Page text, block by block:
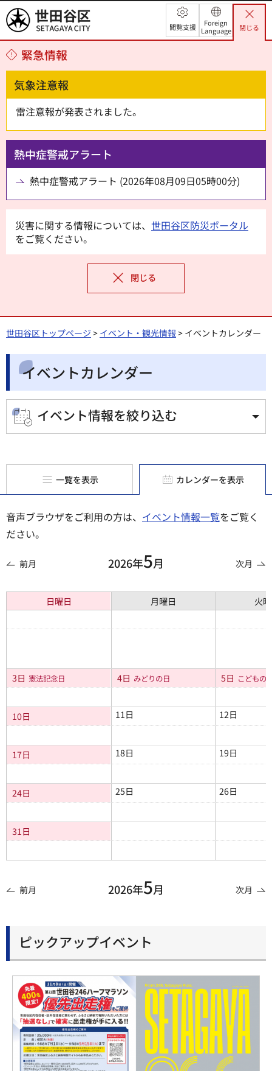
世田谷区 閲覧支援
Foreign
Language
閉じる
緊急情報
気象注意報
雷注意報が発表されました。
熱中症警戒アラート
熱中症警戒アラート (2026年08月09日05時00分)
災害に関する情報については、 世田谷区防災ポータル
をご覧ください。
閉じる
世田谷区トップページ > イベント・観光情報 > イベントカレンダー
イベントカレンダー
イベント情報を絞り込む
一覧を表示 カレンダーを表示
音声ブラウザをご利用の方は、 イベント情報一覧をご覧く
ださい。
前月 2026年5月 次月
日曜日 月曜日 火
3日 憲法記念日 4日 みどりの日 5日 こどもの
10日 11日 12日
17日 18日 19日
24日 25日 26日
31日
前月 2026年5月 次月
ピックアップイベント